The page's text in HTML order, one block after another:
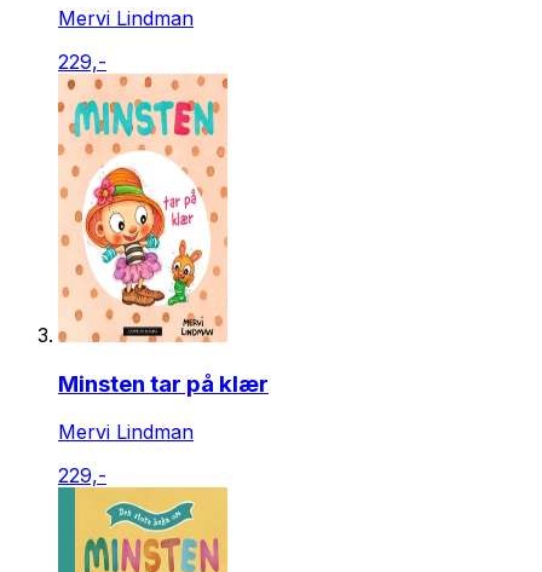
Mervi Lindman
229,-
Minsten tar på klær
Mervi Lindman
229,-